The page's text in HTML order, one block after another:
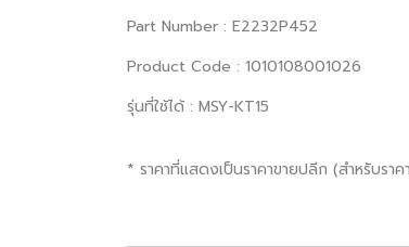
Part Number : E2232P452
Product Code : 1010108001026
รุ่นที่ใช้ได้ : MSY-KT15
* ราคาที่แสดงเป็นราคาขายปลีก (สำหรับร